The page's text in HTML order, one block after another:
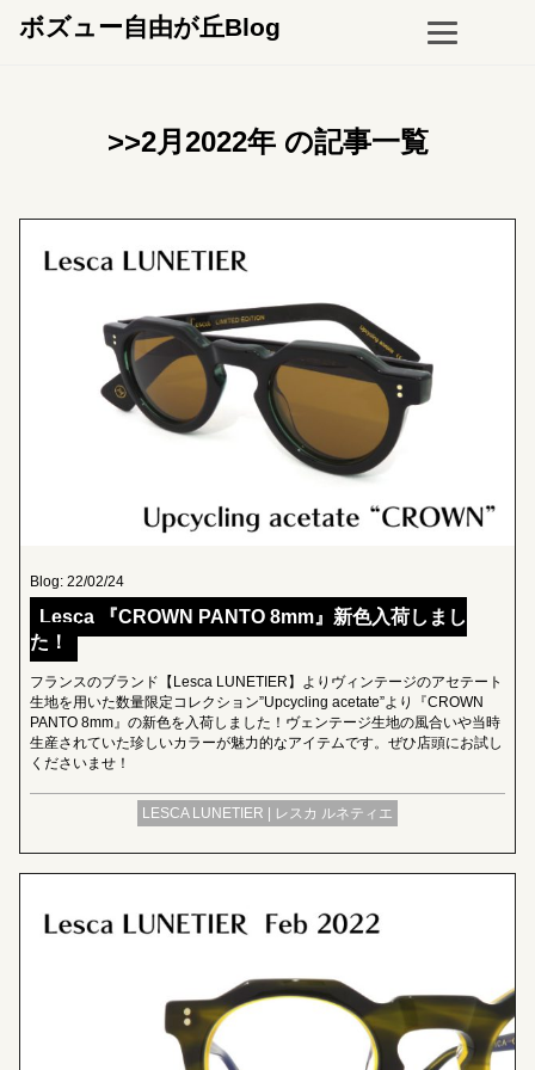
ボズュー自由が丘Blog
>>2月2022年 の記事一覧
Blog: 22/02/24
Lesca 『CROWN PANTO 8mm』新色入荷しまし
た！
フランスのブランド【Lesca LUNETIER】よりヴィンテージのアセテート
生地を用いた数量限定コレクション”Upcycling acetate”より『CROWN
PANTO 8mm』の新色を入荷しました！ヴェンテージ生地の風合いや当時
生産されていた珍しいカラーが魅力的なアイテムです。ぜひ店頭にお試し
くださいませ！
LESCA LUNETIER | レスカ ルネティエ